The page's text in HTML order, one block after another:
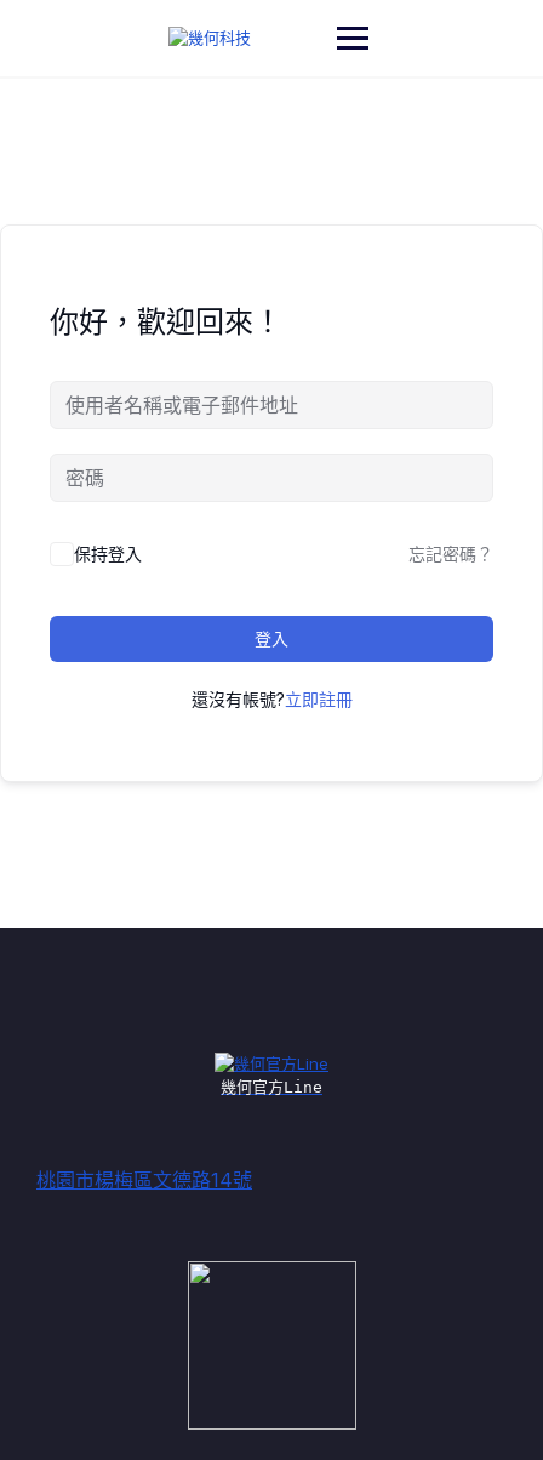
你好，歡迎回來！
保持登入 忘記密碼？
登入
還沒有帳號?立即註冊
幾何官方Line
桃園市楊梅區文德路14號